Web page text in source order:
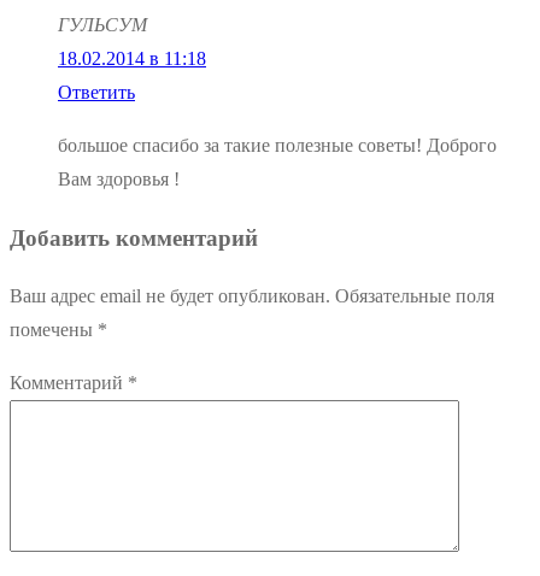
ГУЛЬСУМ
18.02.2014 в 11:18
Ответить
большое спасибо за такие полезные советы! Доброго
Вам здоровья !
Добавить комментарий
Ваш адрес email не будет опубликован. Обязательные поля
помечены *
Комментарий *